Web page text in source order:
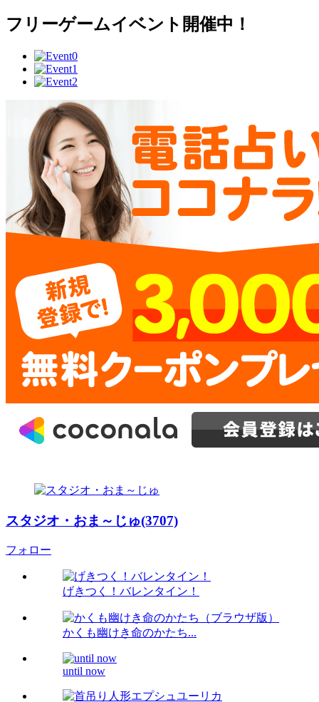
フリーゲームイベント開催中！
スタジオ・おま～じゅ(3707)
フォロー
げきつく！バレンタイン！
かくも幽けき命のかたち...
until now